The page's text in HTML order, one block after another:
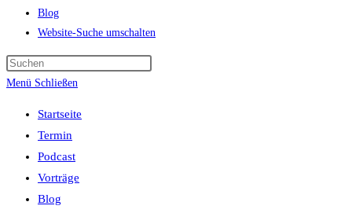
Blog
Website-Suche umschalten
Menü Schließen
Startseite
Termin
Podcast
Vorträge
Blog